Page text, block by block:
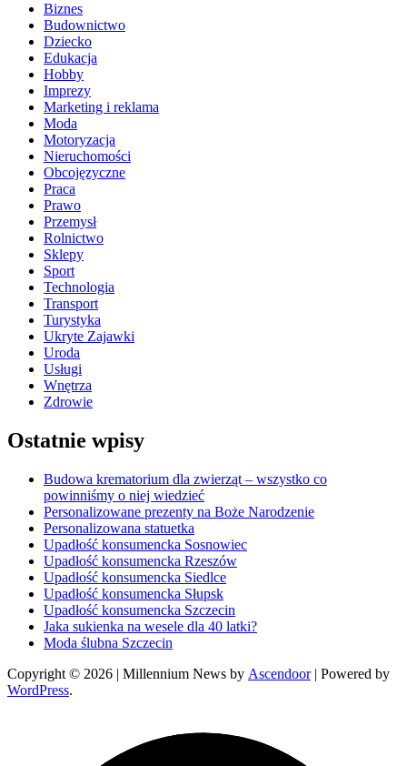
Biznes
Budownictwo
Dziecko
Edukacja
Hobby
Imprezy
Marketing i reklama
Moda
Motoryzacja
Nieruchomości
Obcojęzyczne
Praca
Prawo
Przemysł
Rolnictwo
Sklepy
Sport
Technologia
Transport
Turystyka
Ukryte Zajawki
Uroda
Usługi
Wnętrza
Zdrowie
Ostatnie wpisy
Budowa krematorium dla zwierząt – wszystko co
powinniśmy o niej wiedzieć
Personalizowane prezenty na Boże Narodzenie
Personalizowana statuetka
Upadłość konsumencka Sosnowiec
Upadłość konsumencka Rzeszów
Upadłość konsumencka Siedlce
Upadłość konsumencka Słupsk
Upadłość konsumencka Szczecin
Jaka sukienka na wesele dla 40 latki?
Moda ślubna Szczecin
Copyright © 2026 | Millennium News by Ascendoor| Powered by
WordPress.